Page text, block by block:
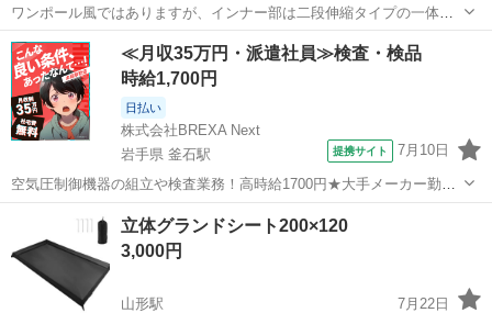
ワンポール風ではありますが、インナー部は二段伸縮タイプの一体型
です。 フライ部は全室部分がかなり大きくとっており使い勝手がかな
り良いです。 組み立ても広げてフライを掛けるだけなので数分で完了
します。 付属品も全て揃...
山形 山形市 山形駅 その他 テント
≪月収35万円・派遣社員≫検査・検品
時給1,700円
日払い
株式会社BREXA Next
岩手県 釜石駅
提携サイト 7月10日
空気圧制御機器の組立や検査業務！高時給1700円★大手メーカー勤
務！嬉しい寮費無料！ワンルーム寮完備★マイカー通勤OK＆工場敷地
内に無料駐車場あり★！《岩手県釜石市》 人気の工場のお仕事 ◇空気
圧制御機器（シリンダ、バルブ...
釜石市 釜石駅 その他
立体グランドシート200×120
3,000円
山形駅
7月22日